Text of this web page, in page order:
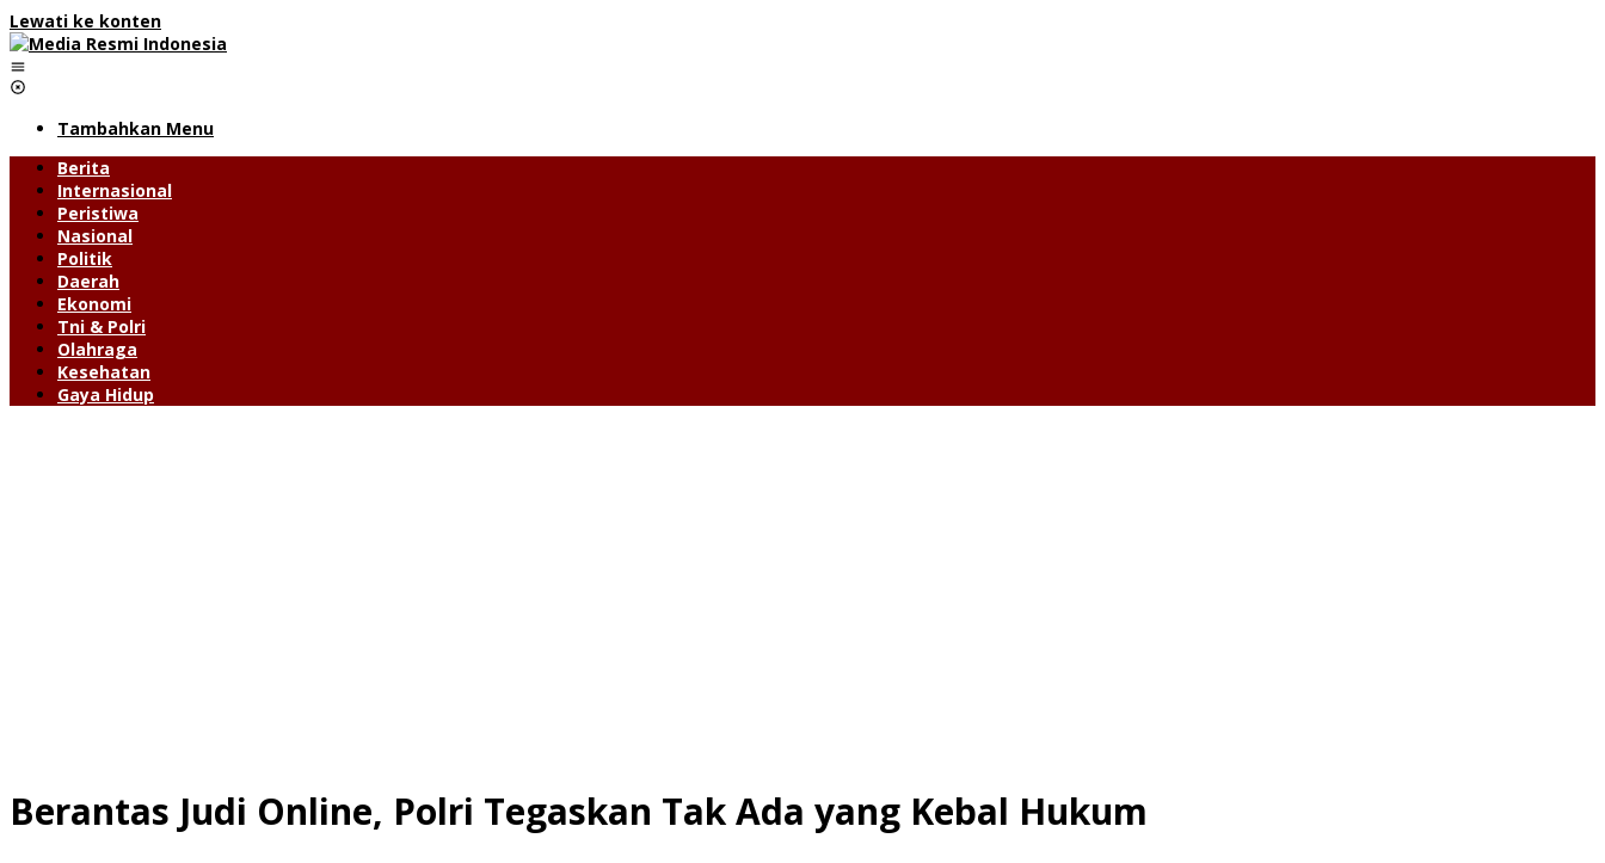
Lewati ke konten
Tambahkan Menu
Berita
Internasional
Peristiwa
Nasional
Politik
Daerah
Ekonomi
Tni & Polri
Olahraga
Kesehatan
Gaya Hidup
Berantas Judi Online, Polri Tegaskan Tak Ada yang Kebal Hukum